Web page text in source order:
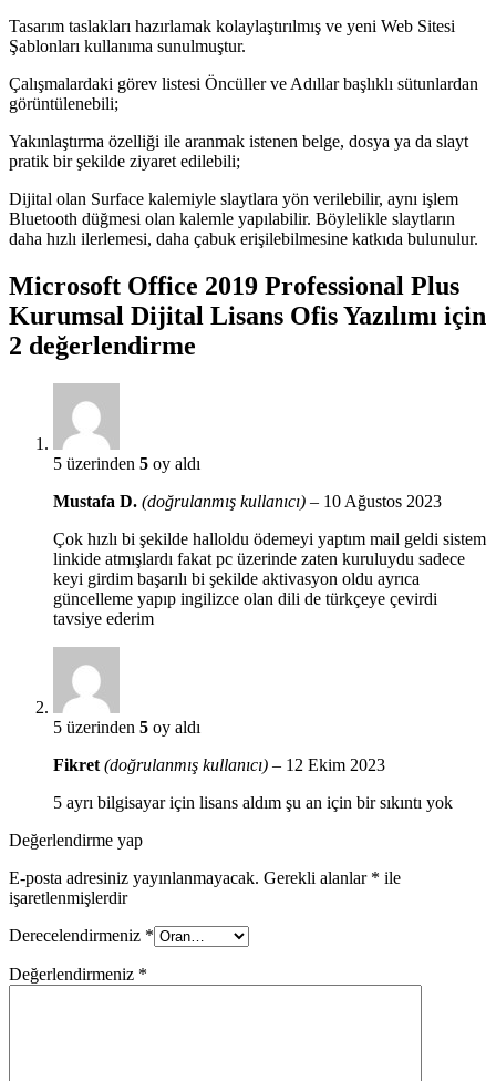
Tasarım taslakları hazırlamak kolaylaştırılmış ve yeni Web Sitesi
Şablonları kullanıma sunulmuştur.
Çalışmalardaki görev listesi Öncüller ve Adıllar başlıklı sütunlardan
görüntülenebili;
Yakınlaştırma özelliği ile aranmak istenen belge, dosya ya da slayt
pratik bir şekilde ziyaret edilebili;
Dijital olan Surface kalemiyle slaytlara yön verilebilir, aynı işlem
Bluetooth düğmesi olan kalemle yapılabilir. Böylelikle slaytların
daha hızlı ilerlemesi, daha çabuk erişilebilmesine katkıda bulunulur.
Microsoft Office 2019 Professional Plus
Kurumsal Dijital Lisans Ofis Yazılımı için
2 değerlendirme
5 üzerinden 5 oy aldı
Mustafa D. (doğrulanmış kullanıcı) – 10 Ağustos 2023
Çok hızlı bi şekilde halloldu ödemeyi yaptım mail geldi sistem
linkide atmışlardı fakat pc üzerinde zaten kuruluydu sadece
keyi girdim başarılı bi şekilde aktivasyon oldu ayrıca
güncelleme yapıp ingilizce olan dili de türkçeye çevirdi
tavsiye ederim
5 üzerinden 5 oy aldı
Fikret (doğrulanmış kullanıcı) – 12 Ekim 2023
5 ayrı bilgisayar için lisans aldım şu an için bir sıkıntı yok
Değerlendirme yap
E-posta adresiniz yayınlanmayacak. Gerekli alanlar * ile
işaretlenmişlerdir
Derecelendirmeniz *
Değerlendirmeniz *